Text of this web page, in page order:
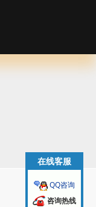
在线客服
QQ咨询
咨询热线